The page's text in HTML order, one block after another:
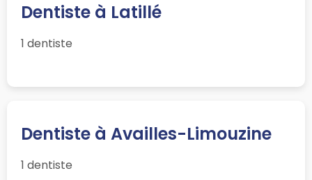
Dentiste à Latillé
1 dentiste
Dentiste à Availles-Limouzine
1 dentiste